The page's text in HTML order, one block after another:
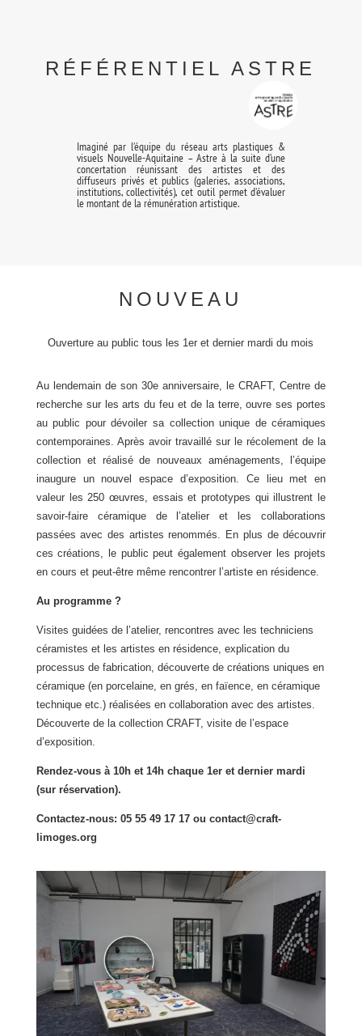
RÉFÉRENTIEL ASTRE
Imaginé par l’équipe du réseau arts plastiques &
visuels Nouvelle-Aquitaine – Astre à la suite d’une
concertation réunissant des artistes et des
diffuseurs privés et publics (galeries, associations,
institutions, collectivités), cet outil permet d’évaluer
le montant de la rémunération artistique.
NOUVEAU
Ouverture au public tous les 1er et dernier mardi du mois
Au lendemain de son 30e anniversaire, le CRAFT, Centre de
recherche sur les arts du feu et de la terre, ouvre ses portes
au public pour dévoiler sa collection unique de céramiques
contemporaines. Après avoir travaillé sur le récolement de la
collection et réalisé de nouveaux aménagements, l’équipe
inaugure un nouvel espace d’exposition. Ce lieu met en
valeur les 250 œuvres, essais et prototypes qui illustrent le
savoir-faire céramique de l’atelier et les collaborations
passées avec des artistes renommés. En plus de découvrir
ces créations, le public peut également observer les projets
en cours et peut-être même rencontrer l’artiste en résidence.
Au programme ?
Visites guidées de l’atelier, rencontres avec les techniciens
céramistes et les artistes en résidence, explication du
processus de fabrication, découverte de créations uniques en
céramique (en porcelaine, en grés, en faïence, en céramique
technique etc.) réalisées en collaboration avec des artistes.
Découverte de la collection CRAFT, visite de l’espace
d’exposition.
Rendez-vous à 10h et 14h chaque 1er et dernier mardi
(sur réservation).
Contactez-nous: 05 55 49 17 17 ou contact@craft-
limoges.org